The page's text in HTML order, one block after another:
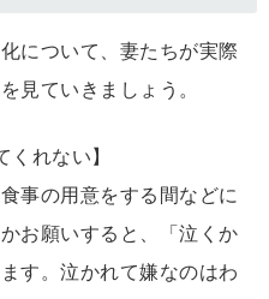
について、妻たちが実際
見ていきましょう。
くれない】
事の用意をする間などに
お願いすると、「泣くか
す。泣かれて嫌なのはわ